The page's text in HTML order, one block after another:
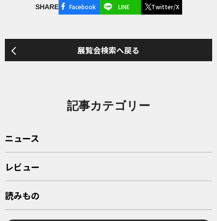
SHARE Facebook LINE Twitter/X
展覧会検索へ戻る
記事カテゴリー
ニュース
レビュー
読みもの